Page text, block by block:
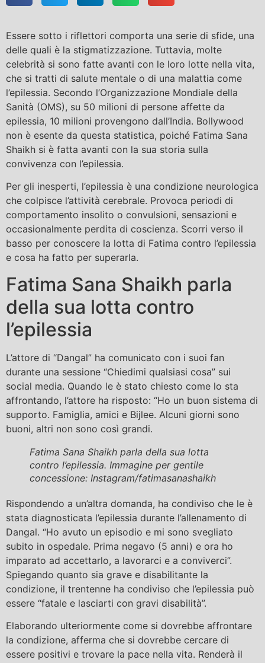
Essere sotto i riflettori comporta una serie di sfide, una
delle quali è la stigmatizzazione. Tuttavia, molte
celebrità si sono fatte avanti con le loro lotte nella vita,
che si tratti di salute mentale o di una malattia come
l’epilessia. Secondo l’Organizzazione Mondiale della
Sanità (OMS), su 50 milioni di persone affette da
epilessia, 10 milioni provengono dall’India. Bollywood
non è esente da questa statistica, poiché Fatima Sana
Shaikh si è fatta avanti con la sua storia sulla
convivenza con l’epilessia.
Per gli inesperti, l’epilessia è una condizione neurologica
che colpisce l’attività cerebrale. Provoca periodi di
comportamento insolito o convulsioni, sensazioni e
occasionalmente perdita di coscienza. Scorri verso il
basso per conoscere la lotta di Fatima contro l’epilessia
e cosa ha fatto per superarla.
Fatima Sana Shaikh parla
della sua lotta contro
l’epilessia
L’attore di “Dangal” ha comunicato con i suoi fan
durante una sessione “Chiedimi qualsiasi cosa” sui
social media. Quando le è stato chiesto come lo sta
affrontando, l’attore ha risposto: “Ho un buon sistema di
supporto. Famiglia, amici e Bijlee. Alcuni giorni sono
buoni, altri non sono così grandi.
Fatima Sana Shaikh parla della sua lotta
contro l’epilessia. Immagine per gentile
concessione: Instagram/fatimasanashaikh
Rispondendo a un’altra domanda, ha condiviso che le è
stata diagnosticata l’epilessia durante l’allenamento di
Dangal. “Ho avuto un episodio e mi sono svegliato
subito in ospedale. Prima negavo (5 anni) e ora ho
imparato ad accettarlo, a lavorarci e a conviverci”.
Spiegando quanto sia grave e disabilitante la
condizione, il trentenne ha condiviso che l’epilessia può
essere “fatale e lasciarti con gravi disabilità”.
Elaborando ulteriormente come si dovrebbe affrontare
la condizione, afferma che si dovrebbe cercare di
essere positivi e trovare la pace nella vita. Renderà il